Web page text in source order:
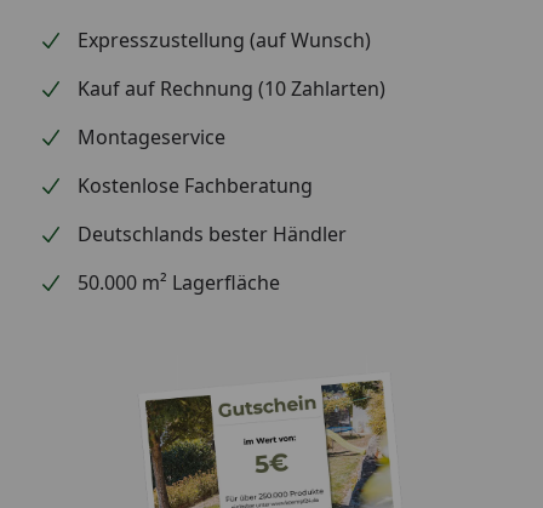
Expresszustellung (auf Wunsch)
Kauf auf Rechnung (10 Zahlarten)
Montageservice
Kostenlose Fachberatung
Deutschlands bester Händler
50.000 m² Lagerfläche